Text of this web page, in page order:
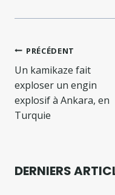
de
l’article
PRÉCÉDENT
Un kamikaze fait
exploser un engin
explosif à Ankara, en
Turquie
DERNIERS